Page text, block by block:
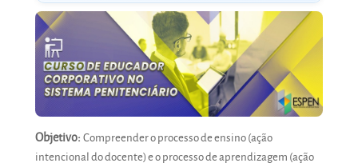
Objetivo: Compreender o processo de ensino (ação
intencional do docente) e o processo de aprendizagem (ação